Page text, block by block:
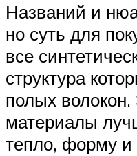
Названий и
но суть для
все
структура
полых волокон.
материалы
тепло, форму и